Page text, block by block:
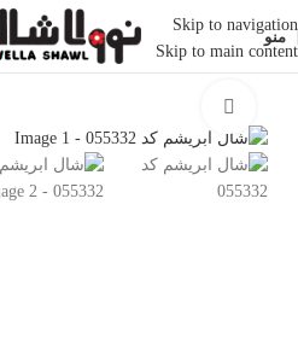
Skip to navigation
Skip to main content
منو
خانه شال شال ساده